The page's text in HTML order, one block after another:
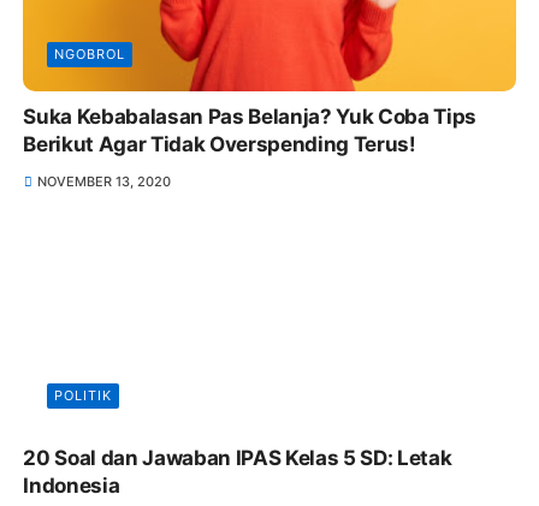
NGOBROL
Suka Kebabalasan Pas Belanja? Yuk Coba Tips
Berikut Agar Tidak Overspending Terus!
NOVEMBER 13, 2020
POLITIK
20 Soal dan Jawaban IPAS Kelas 5 SD: Letak
Indonesia